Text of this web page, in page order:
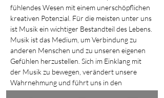
fühlendes Wesen mit einem unerschöpflichen
kreativen Potenzial. Für die meisten unter uns
ist Musik ein wichtiger Bestandteil des Lebens.
Musik ist das Medium, um Verbindung zu
anderen Menschen und zu unseren eigenen
Gefühlen herzustellen. Sich im Einklang mit
der Musik zu bewegen, verändert unsere
Wahrnehmung und führt uns in den
gegenwärtigen Moment.